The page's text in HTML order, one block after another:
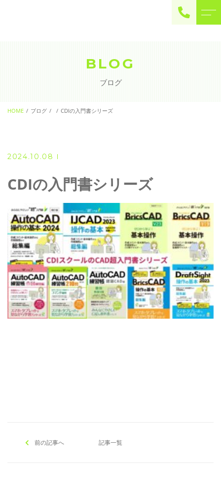
contact
BLOG
ブログ
HOME ブログ CDIの入門書シリーズ
2024.10.08
CDIの入門書シリーズ
前の記事へ 記事一覧